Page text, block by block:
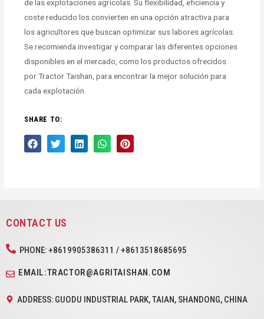
de las explotaciones agrícolas. Su flexibilidad, eficiencia y
coste reducido los convierten en una opción atractiva para
los agricultores que buscan optimizar sus labores agrícolas.
Se recomienda investigar y comparar las diferentes opciones
disponibles en el mercado, como los productos ofrecidos
por Tractor Taishan, para encontrar la mejor solución para
cada explotación.
SHARE TO:
CONTACT US
PHONE: +8619905386311 / +8613518685695
EMAIL:TRACTOR@AGRITAISHAN.COM
ADDRESS: GUODU INDUSTRIAL PARK, TAIAN, SHANDONG, CHINA